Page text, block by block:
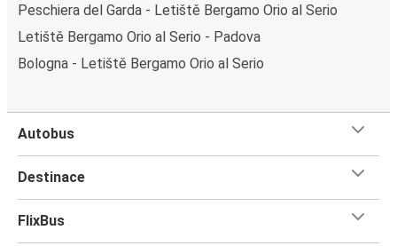
Peschiera del Garda - Letiště Bergamo Orio al Serio
Letiště Bergamo Orio al Serio - Padova
Bologna - Letiště Bergamo Orio al Serio
Autobus
Destinace
FlixBus